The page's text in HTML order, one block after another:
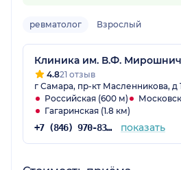
ревматолог Взрослый
Клиника им. В.Ф.
4.821 отзыв
г Самара, пр-кт Масленникова, д
Российская (600 м)
Гагаринская (1.8 км)
+7 (846) 970-83-50 показать